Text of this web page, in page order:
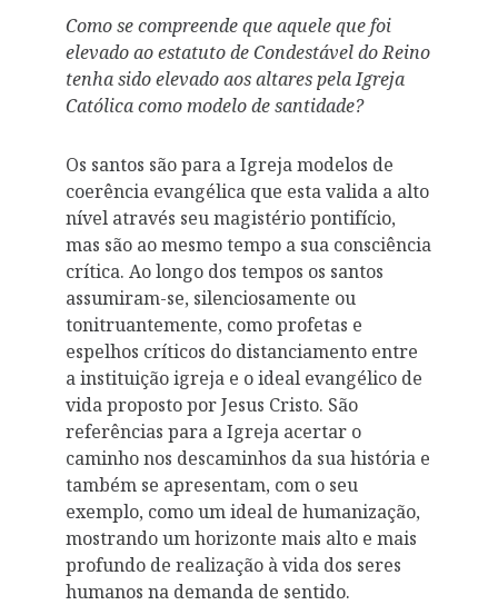
Como se compreende que aquele que foi
elevado ao estatuto de Condestável do Reino
tenha sido elevado aos altares pela Igreja
Católica como modelo de santidade?
Os santos são para a Igreja modelos de
coerência evangélica que esta valida a alto
nível através seu magistério pontifício,
mas são ao mesmo tempo a sua consciência
crítica. Ao longo dos tempos os santos
assumiram-se, silenciosamente ou
tonitruantemente, como profetas e
espelhos críticos do distanciamento entre
a instituição igreja e o ideal evangélico de
vida proposto por Jesus Cristo. São
referências para a Igreja acertar o
caminho nos descaminhos da sua história e
também se apresentam, com o seu
exemplo, como um ideal de humanização,
mostrando um horizonte mais alto e mais
profundo de realização à vida dos seres
humanos na demanda de sentido.